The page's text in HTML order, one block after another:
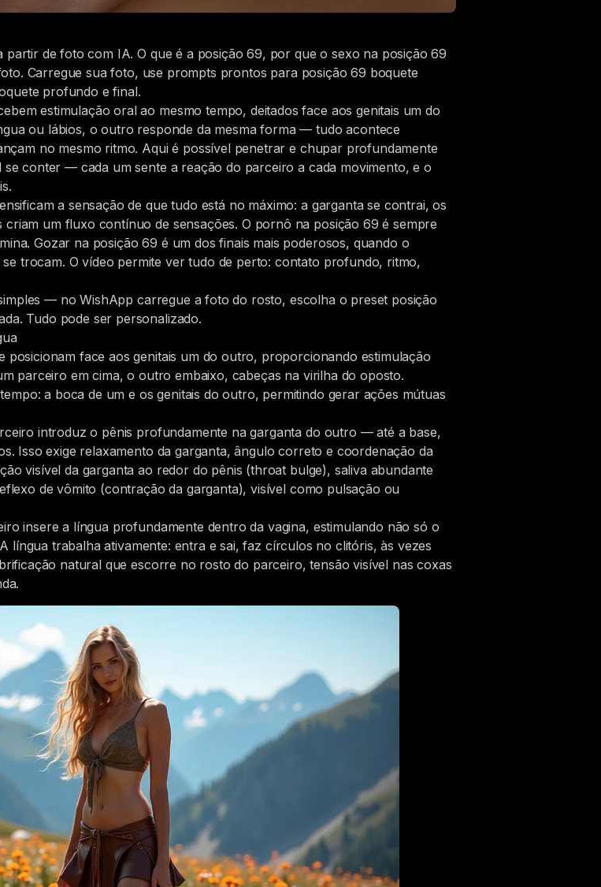
de foto com IA. O que é a posição 69, por que o sexo na posição 69
Carregue sua foto, use prompts prontos para posição 69 boquete
profundo e final.
estimulação oral ao mesmo tempo, deitados face aos genitais um do
ou lábios, o outro responde da mesma forma — tudo acontece
no mesmo ritmo. Aqui é possível penetrar e chupar profundamente
conter — cada um sente a reação do parceiro a cada movimento, e o
a sensação de que tudo está no máximo: a garganta se contrai, os
um fluxo contínuo de sensações. O pornô na posição 69 é sempre
Gozar na posição 69 é um dos finais mais poderosos, quando o
trocam. O vídeo permite ver tudo de perto: contato profundo, ritmo,
— no WishApp carregue a foto do rosto, escolha o preset posição
Tudo pode ser personalizado.
face aos genitais um do outro, proporcionando estimulação
parceiro em cima, o outro embaixo, cabeças na virilha do oposto.
a boca de um e os genitais do outro, permitindo gerar ações mútuas
introduz o pênis profundamente na garganta do outro — até a base,
Isso exige relaxamento da garganta, ângulo correto e coordenação da
visível da garganta ao redor do pênis (throat bulge), saliva abundante
de vômito (contração da garganta), visível como pulsação ou
insere a língua profundamente dentro da vagina, estimulando não só o
língua trabalha ativamente: entra e sai, faz círculos no clitóris, às vezes
natural que escorre no rosto do parceiro, tensão visível nas coxas